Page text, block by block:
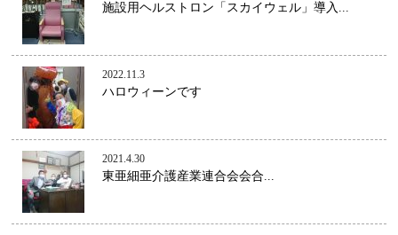
施設用ヘルストロン「スカイウェル」導入...
2022.11.3
ハロウィーンです
2021.4.30
東亜細亜介護産業連合会会合...